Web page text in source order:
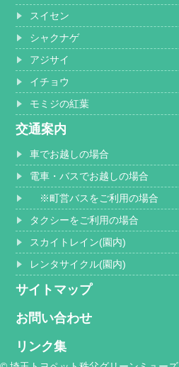
スイセン
シャクナゲ
アジサイ
イチョウ
モミジの紅葉
交通案内
車でお越しの場合
電車・バスでお越しの場合
※町営バスをご利用の場合
タクシーをご利用の場合
スカイトレイン(園内)
レンタサイクル(園内)
サイトマップ
お問い合わせ
リンク集